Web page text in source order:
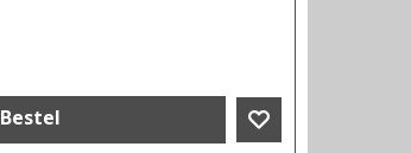
Bestel